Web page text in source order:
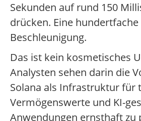
Sekunden auf rund 150
drücken. Eine hundertfache
Beschleunigung.
Das ist kein kosmetisches
Analysten sehen darin die
Solana als Infrastruktur für
Vermögenswerte und KI-
Anwendungen ernsthaft zu